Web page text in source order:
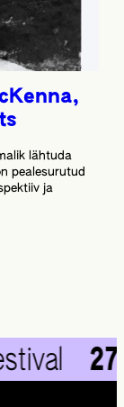
lähtuda
pealesurutud
ja
27.